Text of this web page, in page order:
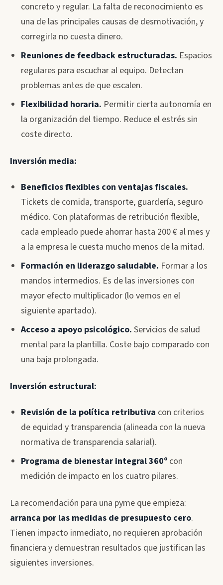
concreto y regular. La falta de reconocimiento es
una de las principales causas de desmotivación, y
corregirla no cuesta dinero.
Reuniones de feedback estructuradas. Espacios
regulares para escuchar al equipo. Detectan
problemas antes de que escalen.
Flexibilidad horaria. Permitir cierta autonomía en
la organización del tiempo. Reduce el estrés sin
coste directo.
Inversión media:
Beneficios flexibles con ventajas fiscales.
Tickets de comida, transporte, guardería, seguro
médico. Con plataformas de retribución flexible,
cada empleado puede ahorrar hasta 200 € al mes y
a la empresa le cuesta mucho menos de la mitad.
Formación en liderazgo saludable. Formar a los
mandos intermedios. Es de las inversiones con
mayor efecto multiplicador (lo vemos en el
siguiente apartado).
Acceso a apoyo psicológico. Servicios de salud
mental para la plantilla. Coste bajo comparado con
una baja prolongada.
Inversión estructural:
Revisión de la política retributiva con criterios
de equidad y transparencia (alineada con la nueva
normativa de transparencia salarial).
Programa de bienestar integral 360º con
medición de impacto en los cuatro pilares.
La recomendación para una pyme que empieza:
arranca por las medidas de presupuesto cero.
Tienen impacto inmediato, no requieren aprobación
financiera y demuestran resultados que justifican las
siguientes inversiones.